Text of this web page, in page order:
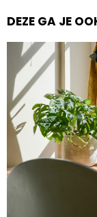
DEZE GA JE